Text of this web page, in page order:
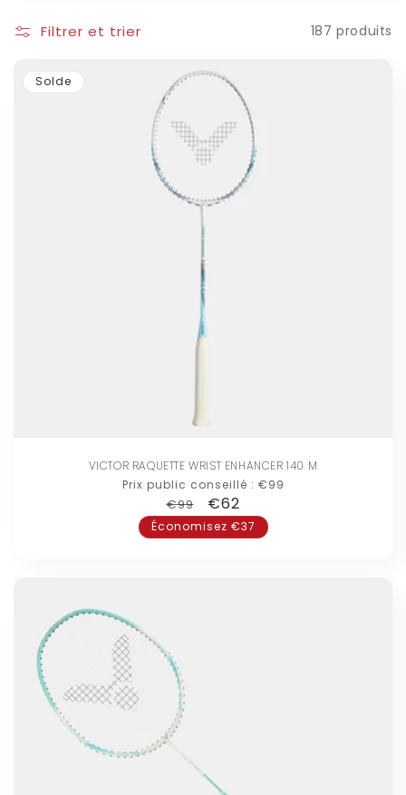
o Filtrer et trier 187 produits
Solde
VICTOR RAQUETTE WRIST ENHANCER 140 M
Prix public conseillé : €99
Prix
habituel
€99
Prix
promotionnel
€62
Économisez €37